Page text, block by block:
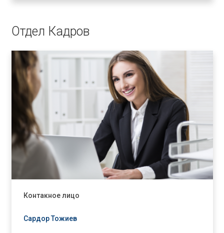
Отдел Кадров
Контакное лицо
Сардор Тожиев